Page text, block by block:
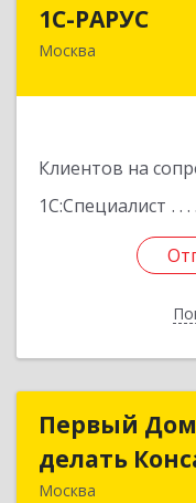
1С-РАРУС
Москва
Клиентов на
1С:Специалист
127434,
Первый Дом
делать
Москва
Первый